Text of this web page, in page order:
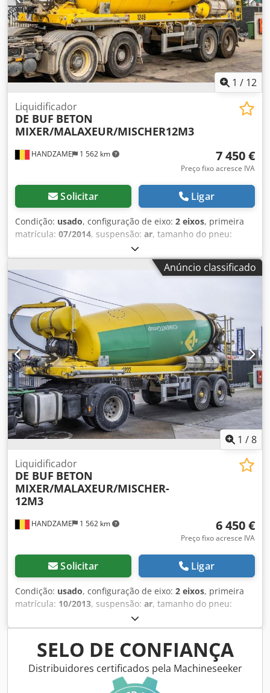
1 / 12
HANDZAME 1 562 km
Liquidificador
DE BUF BETON
MIXER/MALAXEUR/MISCHER12M3
7 450 €
Preço fixo acresce IVA
Solicitar Ligar
Condição: usado, configuração de eixo: 2 eixos, primeira
matrícula: 07/2014, suspensão: ar, tamanho do pneu:
, distância entre eixos:
fabrico:2014, Material utilizável: Betão Dimensão dos
pneus: 425/65R22,5 Suspensão: Pneumática Tração: Rodas
Dsdpfx Aouc Ehnef Sskr PBT: 36.000 kg
Anúncio classificado
1 /8
HANDZAME 1 562 km
Liquidificador
DE BUF BETON
MIXER/MALAXEUR/MISCHER-
12M3
6 450 €
Preço fixo acresce IVA
Solicitar Ligar
Condição: usado, configuração de eixo: 2 eixos, primeira
matrícula: 10/2013, suspensão: ar, tamanho do pneu:
, distância entre eixos:
fabrico:2013, Material utilizável: Betão Dkjdpfx Afeuc Ebhs
Ssr Medida dos pneus: 425/65r22.5 Suspensão: Suspensão
pneumática Tração: Rodas Peso em vazio: 7.120 kg Carga
útil: 28.880 kg MMA: 36.000 kg
SELO DE CONFIANÇA
Distribuidores certificados pela Machineseeker